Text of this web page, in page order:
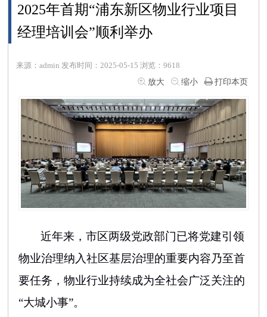
2025年首期“浦东新区物业行业项目
经理培训会”顺利举办
来源：admin 发布时间：2025-05-15 浏览：9618
放大
缩小 打印本页
近年来，市区两级党政部门已将党建引领
物业治理纳入社区基层治理的重要内容乃至首
要任务 ，物业行业持续成为全社会广泛关注的
“大城小事”。